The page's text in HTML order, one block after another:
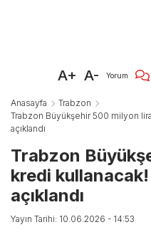
A+ A- Yorum
Anasayfa
Trabzon
Trabzon Büyükşehir 500 milyon
açıklandı
Trabzon
kredi
açıklandı
Yayın Tarihi: 10.06.2026 - 14:53